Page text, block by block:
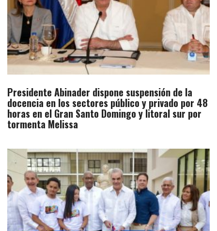
Presidente Abinader dispone suspensión de la
docencia en los sectores público y privado por 48
horas en el Gran Santo Domingo y litoral sur por
tormenta Melissa